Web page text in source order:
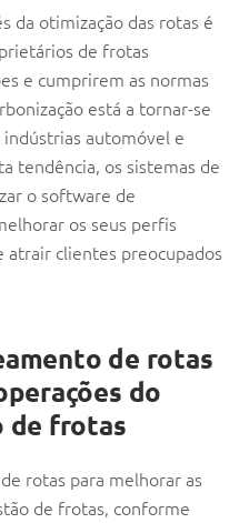
da otimização das rotas é
de frotas
e cumprirem as normas
está a tornar-se
automóvel e
tendência, os sistemas de
o software de
os seus perfis
atrair clientes preocupados
de rotas
do
de frotas
rotas para melhorar as
de frotas, conforme